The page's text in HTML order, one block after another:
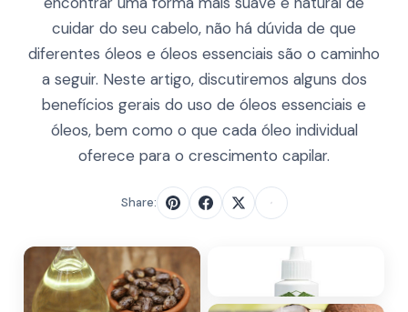
cuidar do seu cabelo, não há dúvida de que
diferentes óleos e óleos essenciais são o caminho
a seguir. Neste artigo, discutiremos alguns dos
benefícios gerais do uso de óleos essenciais e
óleos, bem como o que cada óleo individual
oferece para o crescimento capilar.
Share: